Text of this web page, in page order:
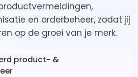
en orderbeheer, zodat jij
op de groei van je merk.
product- &